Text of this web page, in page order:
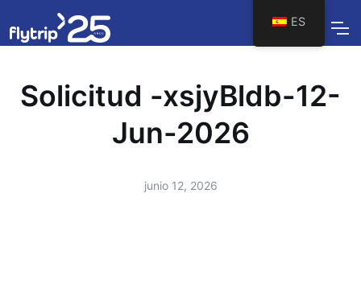
Solicitud -xsjyBldb-12-
Jun-2026
junio 12, 2026
ES